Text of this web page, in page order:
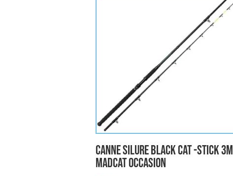
Canne silure Black cat -stick 3m
MADCAT occasion